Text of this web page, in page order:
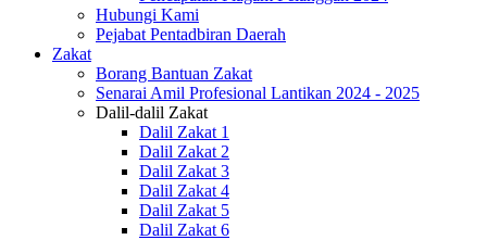
Hubungi Kami
Pejabat Pentadbiran Daerah
Zakat
Borang Bantuan Zakat
Senarai Amil Profesional Lantikan 2024 - 2025
Dalil-dalil Zakat
Dalil Zakat 1
Dalil Zakat 2
Dalil Zakat 3
Dalil Zakat 4
Dalil Zakat 5
Dalil Zakat 6